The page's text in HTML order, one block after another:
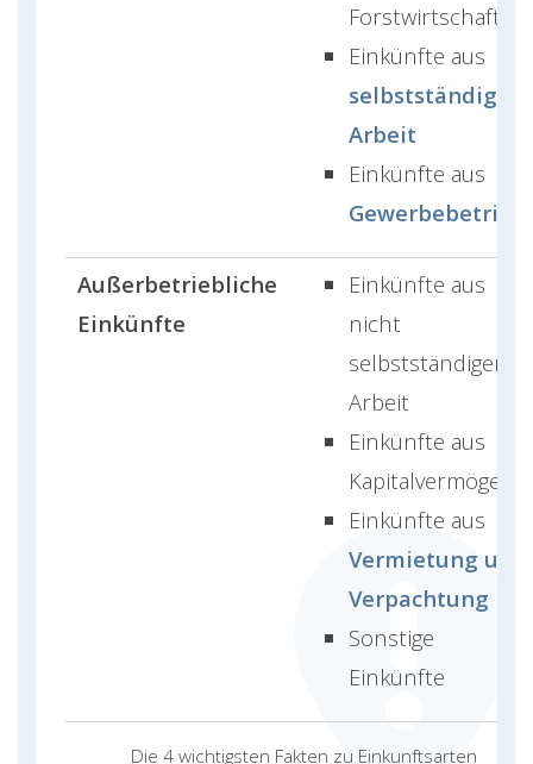
Die 4 wichtigsten Fakten zu Einkunftsarten
Forstwirtschaft
Einkünfte aus
selbstständiger
Arbeit
Einkünfte aus
Gewerbebetrieb
Außerbetriebliche
Einkünfte
Einkünfte aus
nicht
selbstständiger
Arbeit
Einkünfte aus
Kapitalvermögen
Einkünfte aus
Vermietung und
Verpachtung
Sonstige
Einkünfte